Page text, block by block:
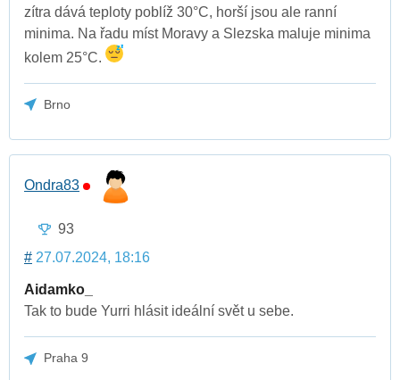
zítra dává teploty poblíž 30°C, horší jsou ale ranní
minima. Na řadu míst Moravy a Slezska maluje minima
kolem 25°C.
Brno
Ondra83
93
# 27.07.2024, 18:16
Aidamko_
Tak to bude Yurri hlásit ideální svět u sebe.
Praha 9